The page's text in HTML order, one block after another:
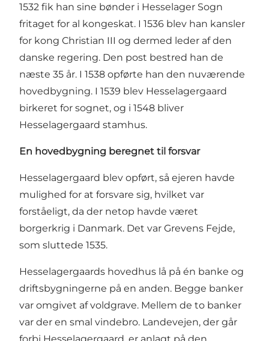
1532 fik han sine bønder i Hesselager Sogn
fritaget for al kongeskat. I 1536 blev han kansler
for kong Christian III og dermed leder af den
danske regering. Den post bestred han de
næste 35 år. I 1538 opførte han den nuværende
hovedbygning. I 1539 blev Hesselagergaard
birkeret for sognet, og i 1548 bliver
Hesselagergaard stamhus.
En hovedbygning beregnet til forsvar
Hesselagergaard blev opført, så ejeren havde
mulighed for at forsvare sig, hvilket var
forståeligt, da der netop havde været
borgerkrig i Danmark. Det var Grevens Fejde,
som sluttede 1535.
Hesselagergaards hovedhus lå på én banke og
driftsbygningerne på en anden. Begge banker
var omgivet af voldgrave. Mellem de to banker
var der en smal vindebro. Landevejen, der går